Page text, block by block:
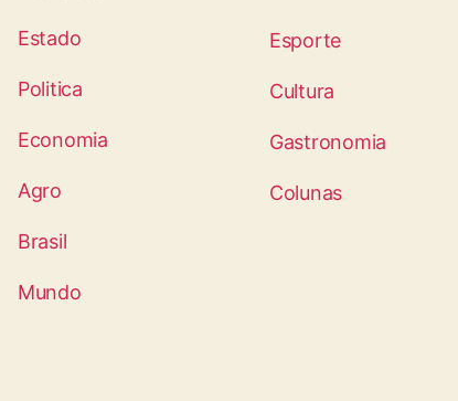
Estado
Politica
Economia
Agro
Brasil
Mundo
Esporte
Cultura
Gastronomia
Colunas